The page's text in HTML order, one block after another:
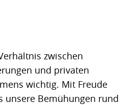
zwischen
und privaten
wichtig. Mit Freude
unsere Bemühungen rund